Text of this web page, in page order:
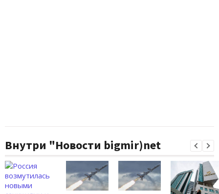
Внутри "Новости bigmir)net